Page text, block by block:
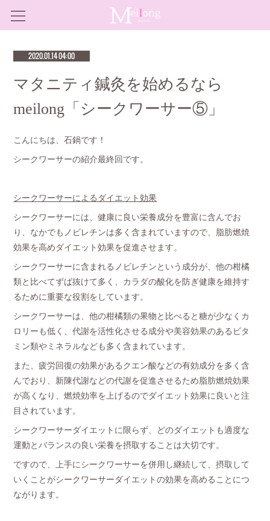
2020.01.14 04:00
マタニティ鍼灸を始めるなら
meilong「シークワーサー⑤」
こんにちは、石鍋です！
シークワーサーの紹介最終回です。
シークワーサーによるダイエット効果
シークワーサーには、健康に良い栄養成分を豊富に含んでお
り、なかでもノビレチンは多く含まれていますので、脂肪燃焼
効果を高めダイエット効果を促進させます。
シークワーサーに含まれるノビレチンという成分が、他の柑橘
類と比べてずば抜けて多く、カラダの酸化を防ぎ健康を維持す
るために重要な役割をしています。
シークワーサーは、他の柑橘類の果物と比べると糖が少なくカ
ロリーも低く、代謝を活性化させる成分や美容効果のあるビタ
ミン類やミネラルなども多く含まれています。
また、疲労回復の効果があるクエン酸などの有効成分を多く含
んでおり、新陳代謝などの代謝を促進させるため脂肪燃焼効果
が高くなり、燃焼効率を上げるのでダイエット効果に良いと注
目されています。
シークワーサーダイエットに限らず、どのダイエットも適度な
運動とバランスの良い栄養を摂取することは大切です。
ですので、上手にシークワーサーを併用し継続して、摂取して
いくことがシークワーサーダイエットの効果を高めることにつ
ながります。